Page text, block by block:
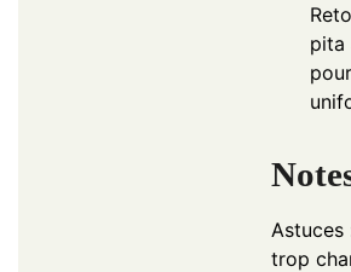
pita
Astuces
trop